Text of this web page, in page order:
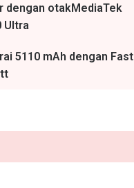
dengan otakMediaTek
Ultra
5110 mAh dengan Fast